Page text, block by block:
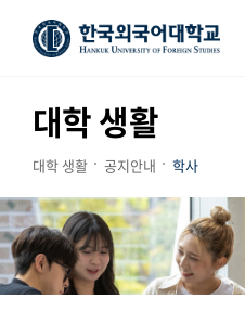
대학 생활
대학 생활 공지안내 학사